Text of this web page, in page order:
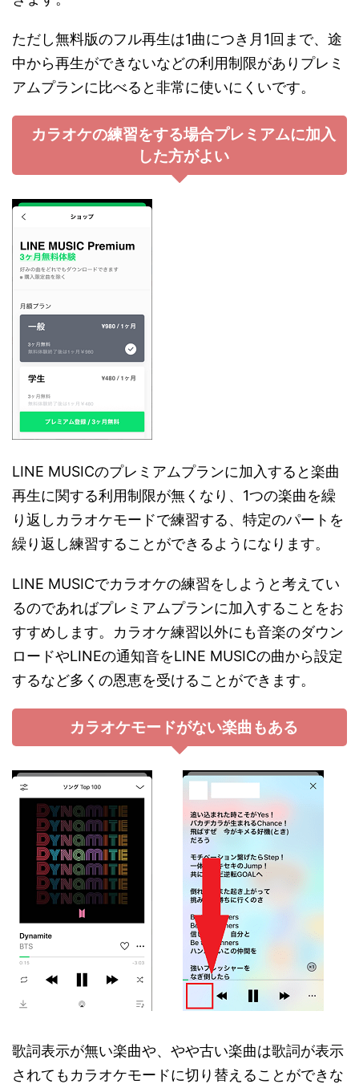
ただし無料版のフル再生は1曲につき月1回まで、途
中から再生ができないなどの利用制限がありプレミ
アムプランに比べると非常に使いにくいです。
カラオケの練習をする場合プレミアムに加入
した方がよい
LINE MUSICのプレミアムプランに加入すると楽曲
再生に関する利用制限が無くなり、1つの楽曲を繰
り返しカラオケモードで練習する、特定のパートを
繰り返し練習することができるようになります。
LINE MUSICでカラオケの練習をしようと考えてい
るのであればプレミアムプランに加入することをお
すすめします。カラオケ練習以外にも音楽のダウン
ロードやLINEの通知音をLINE MUSICの曲から設定
するなど多くの恩恵を受けることができます。
カラオケモードがない楽曲もある
歌詞表示が無い楽曲や、やや古い楽曲は歌詞が表示
されてもカラオケモードに切り替えることができな